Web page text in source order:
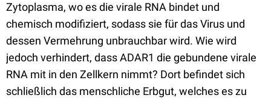
Zytoplasma, wo es die virale RNA bindet und
chemisch modifiziert, sodass sie für das Virus und
dessen Vermehrung unbrauchbar wird. Wie wird
jedoch verhindert, dass ADAR1 die gebundene virale
RNA mit in den Zellkern nimmt? Dort befindet sich
schließlich das menschliche Erbgut, welches es zu